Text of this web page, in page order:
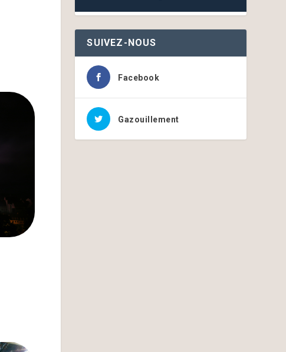
SUIVEZ-NOUS
Facebook
Gazouillement